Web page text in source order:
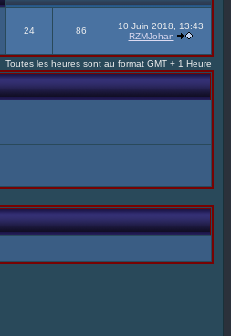
24 86
10 Juin 2018, 13:43
RZMJohan
Toutes les heures sont au format GMT + 1 Heure